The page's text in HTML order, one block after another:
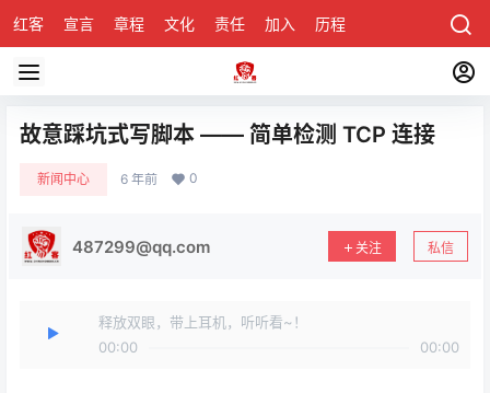
红客 宣言 章程 文化 责任 加入 历程 关于
故意踩坑式写脚本 —— 简单检测 TCP 连接
新闻中心 6 年前 0
487299@qq.com 关注 私信
释放双眼，带上耳机，听听看~！
00:00
00:00